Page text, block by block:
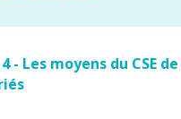
- Les moyens du CSE